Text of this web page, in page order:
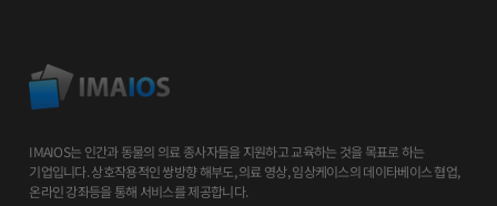
IMAIOS는 인간과 동물의 의료 종사자들을 지원하고 교육하는 것을 목표로 하는
기업입니다. 상호작용적인 쌍방향 해부도, 의료 영상, 임상케이스의 데이타베이스 협업,
온라인 강좌등을 통해 서비스를 제공합니다.